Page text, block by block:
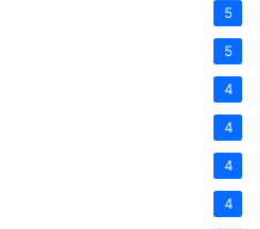
5
5
4
4
4
4